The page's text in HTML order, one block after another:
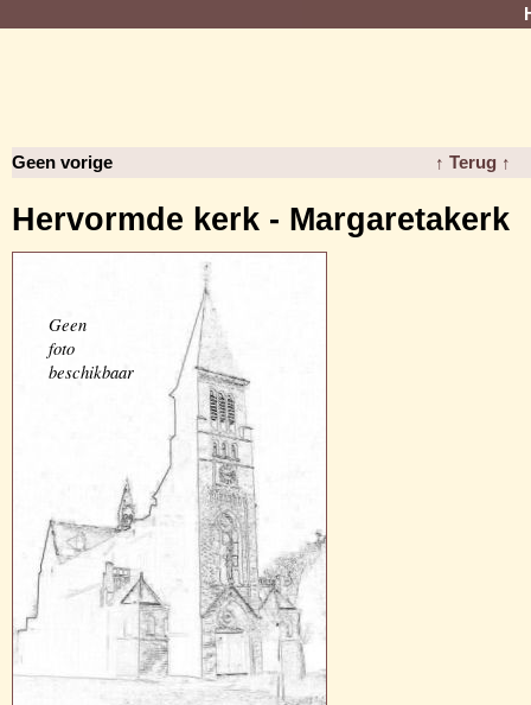
Geen vorige ↑ Terug ↑
Hervormde kerk - Margaretakerk
Geen
foto
beschikbaar